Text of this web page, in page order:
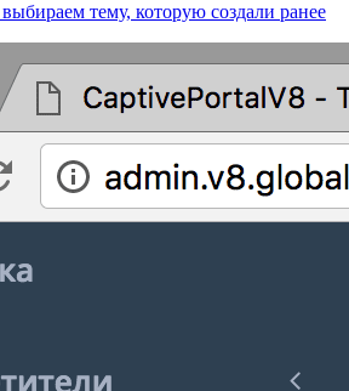
тему, которую создали ранее